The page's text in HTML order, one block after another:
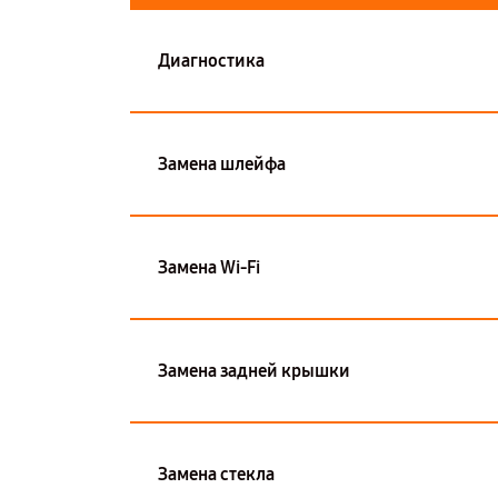
Диагностика
Замена шлейфа
Замена Wi-Fi
Замена задней крышки
Замена стекла